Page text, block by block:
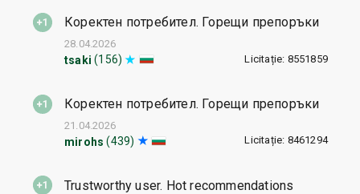
Коректен потребител. Горещи препоръки
tsaki (156) Licitație: 8551859
28.04.2026
Коректен потребител. Горещи препоръки
mirohs (439) Licitație: 8461294
21.04.2026
Trustworthy user. Hot recommendations